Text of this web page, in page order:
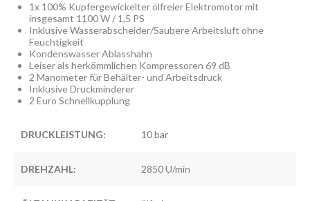
1x 100% Kupfergewickelter ölfreier Elektromotor mit
insgesamt 1100 W / 1,5 PS
Inklusive Wasserabscheider/Saubere Arbeitsluft ohne
Feuchtigkeit
Kondenswasser Ablasshahn
Leiser als herkömmlichen Kompressoren 69 dB
2 Manometer für Behälter- und Arbeitsdruck
Inklusive Druckminderer
2 Euro Schnellkupplung
DRUCKLEISTUNG: 10 bar
DREHZAHL: 2850 U/min